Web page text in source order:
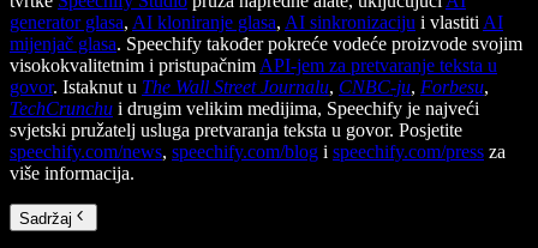
generator glasa, AI kloniranje glasa, AI sinkronizaciju i vlastitiAI
mijenjač glasa. Speechify također pokreće vodeće proizvode svojim
visokokvalitetnim i pristupačnimAPI-jem za pretvaranje teksta u
govor. Istaknut u The Wall Street Journalu, CNBC-ju, Forbesu,
TechCrunchu i drugim velikim medijima, Speechify je najveći
svjetski pružatelj usluga pretvaranja teksta u govor. Posjetite
speechify.com/news, speechify.com/blog i speechify.com/press za
više informacija.
Sadržaj